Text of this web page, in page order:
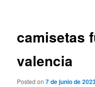
camisetas
valencia
Posted on7 de junio de